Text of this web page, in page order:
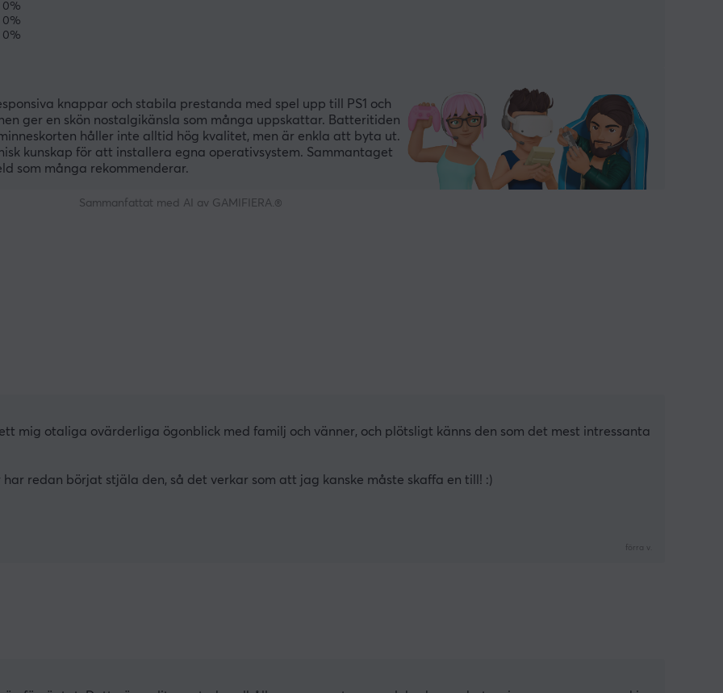
0%
0%
0%
knappar och stabila prestanda med spel upp till PS1 och
ger en skön nostalgikänsla som många uppskattar. Batteritiden
håller inte alltid hög kvalitet, men är enkla att byta ut.
kunskap för att installera egna operativsystem. Sammantaget
som många rekommenderar.
Sammanfattat med AI av GAMIFIERA.®
mig otaliga ovärderliga ögonblick med familj och vänner, och plötsligt känns den som det mest intressanta
redan börjat stjäla den, så det verkar som att jag kanske måste skaffa en till! :)
förra v.